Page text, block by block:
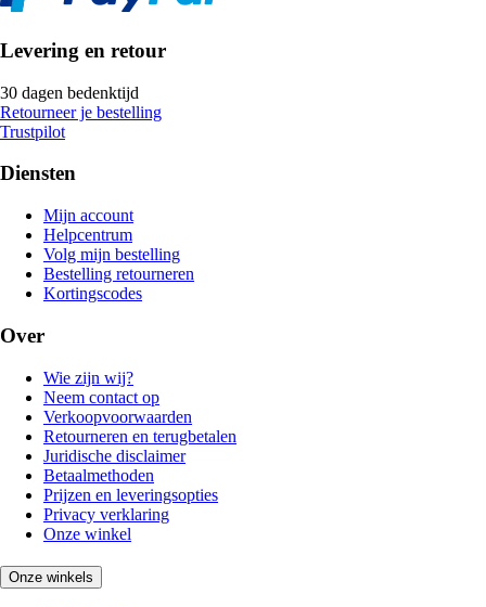
Levering en retour
30 dagen bedenktijd
Retourneer je bestelling
Trustpilot
Diensten
Mijn account
Helpcentrum
Volg mijn bestelling
Bestelling retourneren
Kortingscodes
Over
Wie zijn wij?
Neem contact op
Verkoopvoorwaarden
Retourneren en terugbetalen
Juridische disclaimer
Betaalmethoden
Prijzen en leveringsopties
Privacy verklaring
Onze winkel
Onze winkels